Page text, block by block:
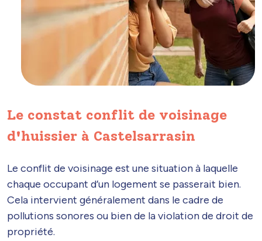
Le constat conflit de voisinage
d'huissier à Castelsarrasin
Le conflit de voisinage est une situation à laquelle
chaque occupant d’un logement se passerait bien.
Cela intervient généralement dans le cadre de
pollutions sonores ou bien de la violation de droit de
propriété.